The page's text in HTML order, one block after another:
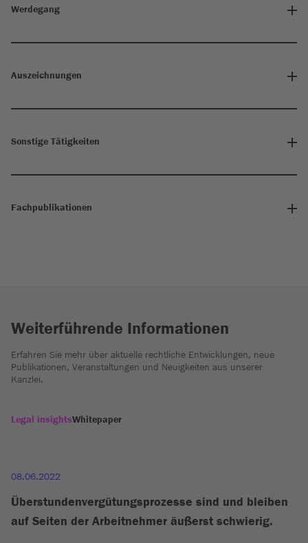
Werdegang
Auszeichnungen
Sonstige Tätigkeiten
Fachpublikationen
Weiterführende Informationen
Erfahren Sie mehr über aktuelle rechtliche Entwicklungen, neue
Publikationen, Veranstaltungen und Neuigkeiten aus unserer
Kanzlei.
Legal insightsWhitepaper
08.06.2022
Überstundenvergütungsprozesse sind und bleiben
auf Seiten der Arbeitnehmer äußerst schwierig.